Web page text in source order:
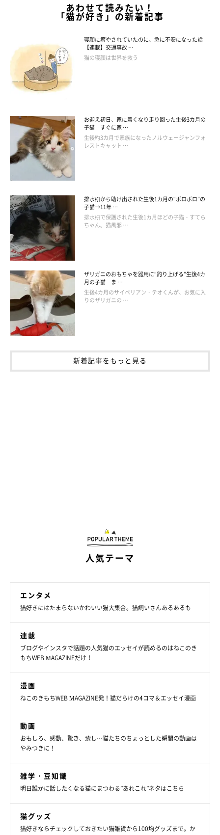
あわせて読みたい！
「猫が好き」の新着記事
寝顔に癒やされていたのに、急に不安になった話
【連載】交通事故 …
猫の寝顔は世界を救う
お迎え初日、家に着くなり走り回った生後3カ月の
子猫 すぐに家 …
生後約3カ月で家族になったノルウェージャンフォ
レストキャット …
排水枡から助け出された生後1カ月の“ボロボロ”の
子猫→11年 …
排水枡で保護された生後1カ月ほどの子猫・すてら
ちゃん。猫風邪 …
ザリガニのおもちゃを器用に“釣り上げる”生後4カ
月の子猫 ま …
生後4カ月のサイベリアン・テオくんが、お気に入
りのザリガニの …
新着記事をもっと見る
人気テーマ
エンタメ
猫好きにはたまらないかわいい猫大集合。猫飼いさんあるあるも
連載
ブログやインスタで話題の人気猫のエッセイが読めるのはねこのき
もちWEB MAGAZINEだけ！
漫画
ねこのきもちWEB MAGAZINE発！猫だらけの4コマ＆エッセイ漫画
動画
おもしろ、感動、驚き、癒し…猫たちのちょっとした瞬間の動画は
やみつきに！
雑学・豆知識
明日誰かに話したくなる猫にまつわる”あれこれ”ネタはこちら
猫グッズ
猫好きならチェックしておきたい猫雑貨から100均グッズまで。か